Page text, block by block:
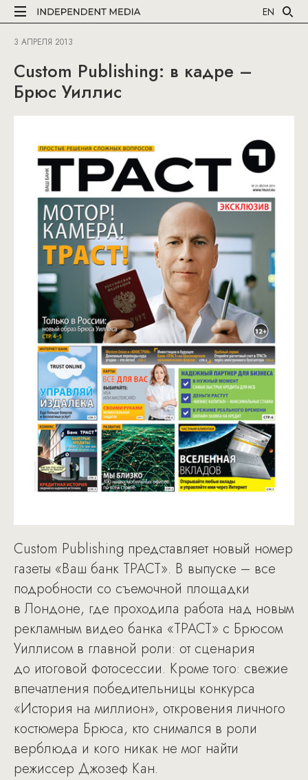
EN
3 АПРЕЛЯ 2013
Custom Publishing: в кадре –
Брюс Уиллис
Custom Publishing представляет новый номер
газеты «Ваш банк ТРАСТ». В выпуске – все
подробности со съемочной площадки
в Лондоне, где проходила работа над новым
рекламным видео банка «ТРАСТ» с Брюсом
Уиллисом в главной роли: от сценария
до итоговой фотосессии. Кроме того: свежие
впечатления победительницы конкурса
«История на миллион», откровения личного
костюмера Брюса, кто снимался в роли
верблюда и кого никак не мог найти
режиссер Джозеф Кан.